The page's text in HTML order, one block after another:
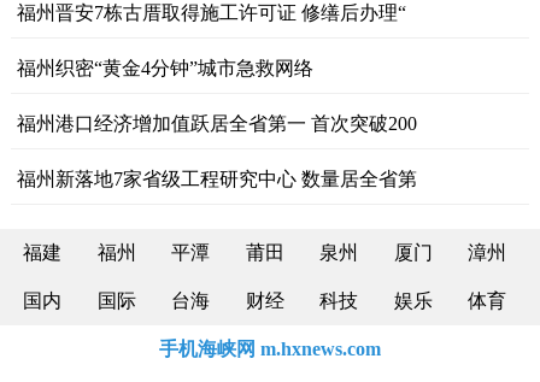
福州晋安7栋古厝取得施工许可证 修缮后办理“
福州织密“黄金4分钟”城市急救网络
福州港口经济增加值跃居全省第一 首次突破200
福州新落地7家省级工程研究中心 数量居全省第
福建 福州 平潭 莆田 泉州 厦门 漳州
国内 国际 台海 财经 科技 娱乐 体育
手机海峡网 m.hxnews.com